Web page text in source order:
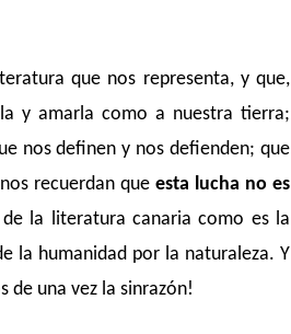
que nos representa, y que,
y amarla como a nuestra tierra;
nos definen y nos defienden; que
recuerdan que esta lucha no es
la literatura canaria como es la
la humanidad por la naturaleza. Y
de una vez la sinrazón!